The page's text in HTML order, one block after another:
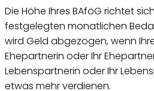
Die Höhe Ihres BAföG richtet
festgelegten monatlichen
wird Geld abgezogen, wenn
Ehepartnerin oder Ihr
Lebenspartnerin oder Ihr
etwas mehr verdienen.